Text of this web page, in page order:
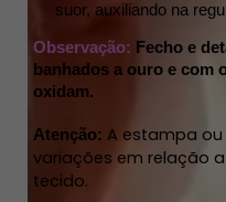
suor, auxiliando na
Observação: Fecho e
banhados a ouro e com
oxidam.
Atenção: A estampa
variações em relação
tecido.